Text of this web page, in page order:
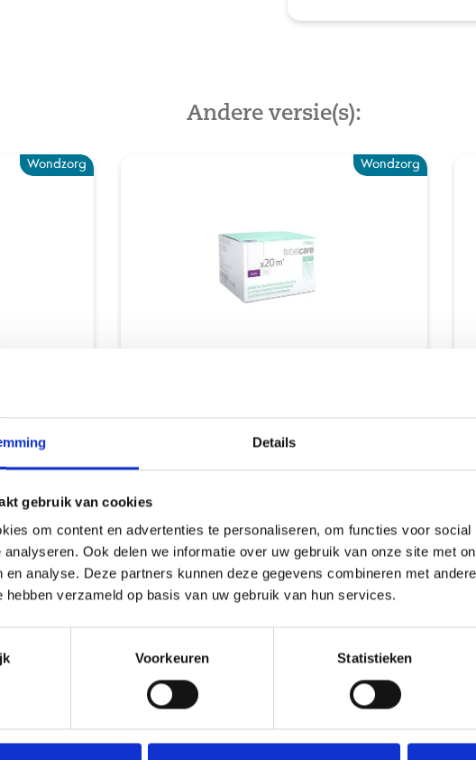
Details
gebruik van cookies
om content en advertenties te personaliseren, om functies voor social
Ook delen we informatie over uw gebruik van onze site met
en analyse. Deze partners kunnen deze gegevens combineren met
hebben verzameld op basis van uw gebruik van hun services.
Voorkeuren Statistieken
Andere versie(s):
Wondzorg
is
m...
Wondzorg
voor het aanleggen van alle soorten
verbanden, in het bijzonder op m...
Meer info
Misschien vind je dit ook leuk
Wondzorg Wondzorg